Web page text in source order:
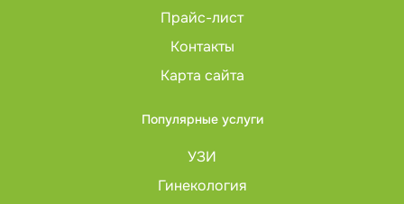
Прайс-лист
Контакты
Карта сайта
Популярные услуги
УЗИ
Гинекология